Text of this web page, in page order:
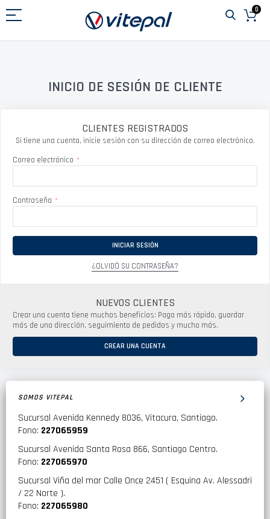
al
0
INICIO DE SESIÓN DE CLIENTE
CLIENTES REGISTRADOS
Si tiene una cuenta, inicie sesión con su dirección de correo electrónico.
Correo electrónico
Contraseña
INICIAR SESIÓN
¿OLVIDÓ SU CONTRASEÑA?
NUEVOS CLIENTES
Crear una cuenta tiene muchos beneficios: Pago más rápido, guardar
más de una dirección, seguimiento de pedidos y mucho más.
CREAR UNA CUENTA
SOMOS VITEPAL
Sucursal Avenida Kennedy 8036, Vitacura, Santiago.
Fono: 227065959
Sucursal Avenida Santa Rosa 866, Santiago Centro.
Fono: 227065970
Sucursal Viña del mar Calle Once 2451 ( Esquina Av. Alessadri
/ 22 Norte ).
Fono: 227065980